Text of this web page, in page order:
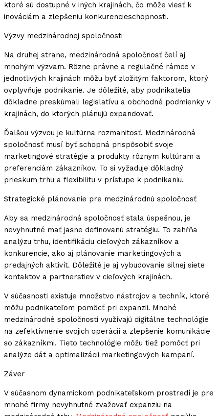
ktoré sú dostupné v iných krajinách, čo môže viesť k
inováciám a zlepšeniu konkurencieschopnosti.
Výzvy medzinárodnej spoločnosti
Na druhej strane, medzinárodná spoločnosť čelí aj
mnohým výzvam. Rôzne právne a regulačné rámce v
jednotlivých krajinách môžu byť zložitým faktorom, ktorý
ovplyvňuje podnikanie. Je dôležité, aby podnikatelia
dôkladne preskúmali legislatívu a obchodné podmienky v
krajinách, do ktorých plánujú expandovať.
Ďalšou výzvou je kultúrna rozmanitosť. Medzinárodná
spoločnosť musí byť schopná prispôsobiť svoje
marketingové stratégie a produkty rôznym kultúram a
preferenciám zákazníkov. To si vyžaduje dôkladný
prieskum trhu a flexibilitu v prístupe k podnikaniu.
Strategické plánovanie pre medzinárodnú spoločnosť
Aby sa medzinárodná spoločnosť stala úspešnou, je
nevyhnutné mať jasne definovanú stratégiu. To zahŕňa
analýzu trhu, identifikáciu cieľových zákazníkov a
konkurencie, ako aj plánovanie marketingových a
predajných aktivít. Dôležité je aj vybudovanie silnej siete
kontaktov a partnerstiev v cieľových krajinách.
V súčasnosti existuje množstvo nástrojov a techník, ktoré
môžu podnikateľom pomôcť pri expanzii. Mnohé
medzinárodné spoločnosti využívajú digitálne technológie
na zefektívnenie svojich operácií a zlepšenie komunikácie
so zákazníkmi. Tieto technológie môžu tiež pomôcť pri
analýze dát a optimalizácii marketingových kampaní.
Záver
V súčasnom dynamickom podnikateľskom prostredí je pre
mnohé firmy nevyhnutné zvažovať expanziu na